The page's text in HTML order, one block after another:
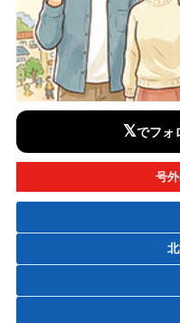
𝕏でフォ
号